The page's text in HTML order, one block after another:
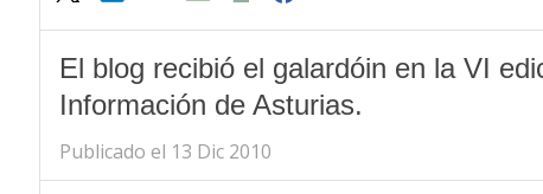
El blog recibió el galardóin en la VI
Información de Asturias.
Publicado el 13 Dic 2010